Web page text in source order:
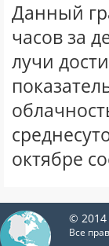
Данный
часов за
лучи
октябре
© 2014
Все